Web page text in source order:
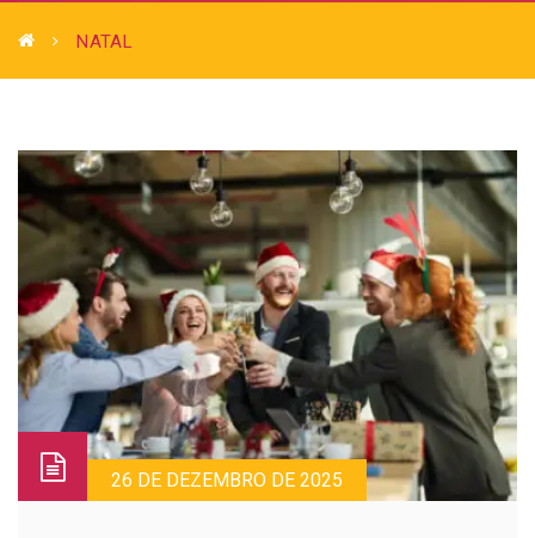
NATAL
26 DE DEZEMBRO DE 2025